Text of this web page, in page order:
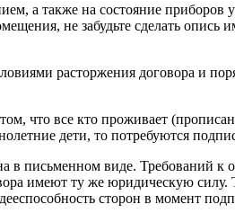
а также на состояние приборов
не забудьте сделать опись
расторжения договора и
что все кто проживает
дети, то потребуются
письменном виде. Требований к
имеют ту же юридическую силу.
сторон в момент